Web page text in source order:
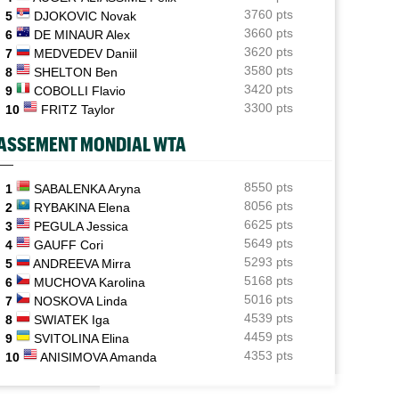
ATP / WTA
Tous les programmes et les résultats de ce jeudi 6 août
2026
17:04
INTERVIEW
Luca Van Assche : "Je peux être performant tout au
long de l’année"
INTERVIEW
Quentin Halys : "Je n’ai pas eu de coup de téléphone de
sponsors"
WTA - Toronto
Aryna Sabalenka propose... des conférences de presse
façon F1
5
DJOKOVIC Novak
3760 pts
6
DE MINAUR Alex
3660 pts
7
MEDVEDEV Daniil
3620 pts
8
SHELTON Ben
3580 pts
9
COBOLLI Flavio
3420 pts
10
FRITZ Taylor 3300 pts
MONDIAL WTA
1 SABALENKA Aryna
8550 pts
2
RYBAKINA Elena
8056 pts
3
PEGULA Jessica
6625 pts
4
GAUFF Cori
5649 pts
5
ANDREEVA Mirra
5293 pts
6
MUCHOVA Karolina
5168 pts
7
NOSKOVA Linda
5016 pts
8
SWIATEK Iga
4539 pts
9
SVITOLINA Elina
4459 pts
10
ANISIMOVA Amanda 4353 pts